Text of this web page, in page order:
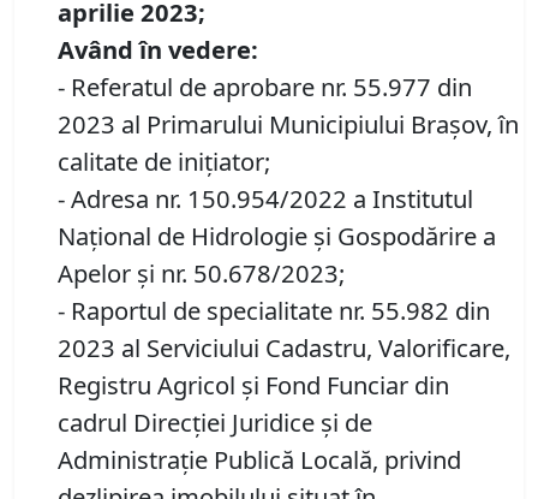
aprilie 2023;
Având în vedere:
- Referatul de aprobare nr. 55.977 din
2023 al Primarului Municipiului Brașov, în
calitate de inițiator;
- Adresa nr. 150.954/2022 a Institutul
Naţional de Hidrologie şi Gospodărire a
Apelor și nr. 50.678/2023;
- Raportul de specialitate nr. 55.982 din
2023 al Serviciului Cadastru, Valorificare,
Registru Agricol şi Fond Funciar din
cadrul Direcţiei Juridice şi de
Administraţie Publică Locală, privind